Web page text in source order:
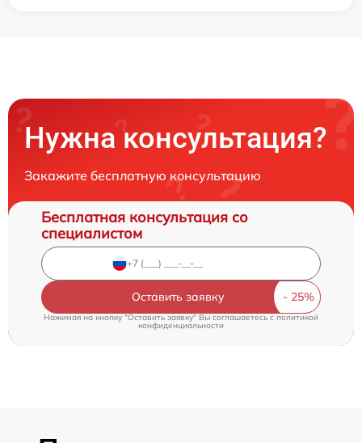
Нужна консультация?
Закажите бесплатную консультацию
Бесплатная консультация со
специалистом
Оставить заявку
Нажимая на кнопку "Оставить заявку" Вы соглашаетесь cполитикой
конфиденциальности